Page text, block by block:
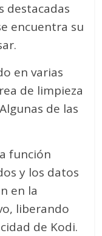
destacadas
encuentra su
en varias
de limpieza
de las
función
y los datos
en la
liberando
de Kodi.